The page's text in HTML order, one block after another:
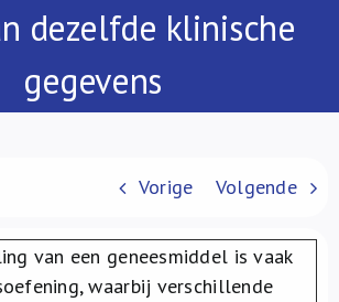
dezelfde klinische
gegevens
Vorige Volgende
van een geneesmiddel is vaak
waarbij verschillende